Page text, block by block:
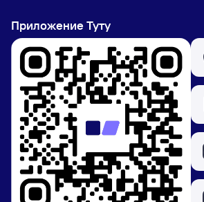
Приложение Туту